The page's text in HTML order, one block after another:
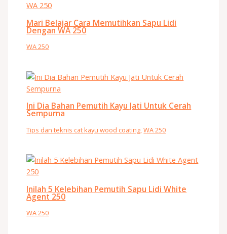
Mari Belajar Cara Memutihkan Sapu Lidi
Dengan WA 250
WA 250
Ini Dia Bahan Pemutih Kayu Jati Untuk Cerah
Sempurna
Tips dan teknis cat kayu wood coating,WA 250
Inilah 5 Kelebihan Pemutih Sapu Lidi White
Agent 250
WA 250